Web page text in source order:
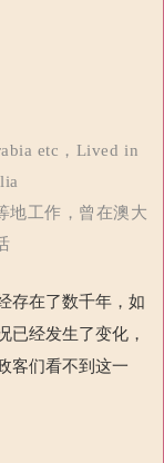
etc，Lived in
地工作，曾在澳大
存在了数千年，如
已经发生了变化，
客们看不到这一